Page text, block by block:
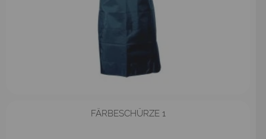
FÄRBESCHÜRZE 1